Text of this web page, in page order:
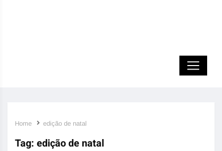
Home edição de natal
Tag: edição de natal